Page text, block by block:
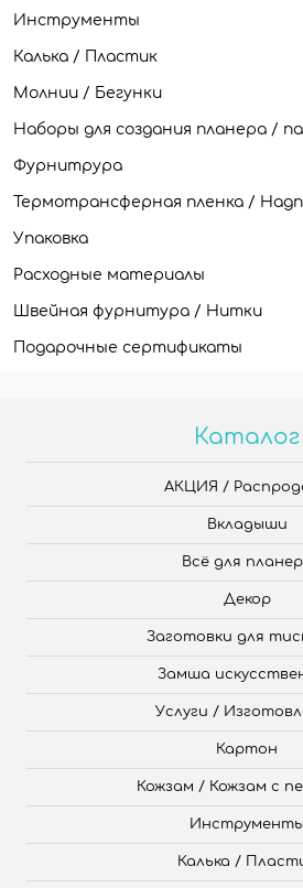
Инструменты
Калька / Пластик
Молнии / Бегунки
Наборы для создания планера /
Фурнитрура
Термотрансферная пленка /
Упаковка
Расходные материалы
Швейная фурнитура / Нитки
Подарочные сертификаты
Каталог
АКЦИЯ /
Вкладыши
Всё для
Декор
Заготовки для
Замша
Услуги /
Картон
Кожзам / Кожзам с
Инструменты
Калька /